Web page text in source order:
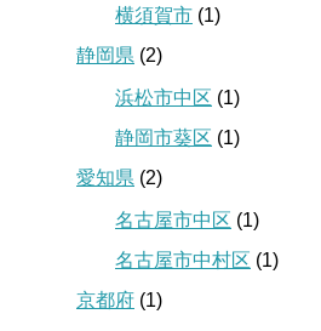
横須賀市 (1)
静岡県 (2)
浜松市中区 (1)
静岡市葵区 (1)
愛知県 (2)
名古屋市中区 (1)
名古屋市中村区 (1)
京都府 (1)